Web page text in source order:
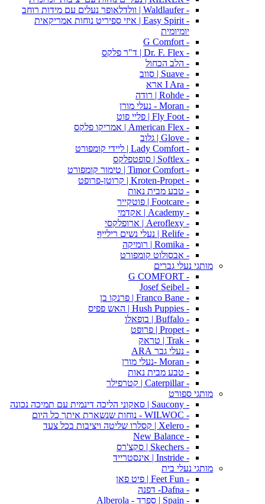
- Waldlaufer | וולדלאופר נעלים עם מידות רוחב
- Easy Spirit | איזי ספיריט נוחות אמריקאית
יומיומית
- G Comfort
- Dr. F. Flex | ד"ר פלקס
- הלב הכחול
- Suave | סווב
- I Ara ארא
- Rohde | רודה
- Moran - נעלי מורן
- Fly Foot | פליי פוט
- American Flex | אמריקו פלקס
- Glove | גלוב
- Lady Comfort | ליידי קומפורט
- Softlex | סופטפלקס
- Timor Comfort | טימור קומפורט
- Kroten-Propet | קרוטן-פרופט
- טבע מבית נאות
- Footcare | פוטקייר
- Academy | אקדמי
- Aeroflexy | ארופלקסי
- Relife | נעלי נשים רילייף
- Romika | רומיקה
- אבסולוט קומפורט
מותגי נעלי גברים
- G COMFORT
- Josef Seibel
- Franco Bane | פרנקו בן
- Hush Puppies | האש פפיס
- Buffalo | בופאלו
- Propet | פרופט
- Trak | טראק
- נעלי גבר ARA
- Moran -נעלי מורן
- טבע מבית נאות
- Caterpillar | קטרפילר
מותגי ספורט
- Saucony | סאקוני הליכה דינמית עם תמיכה נכונה
- WILWOC - נוחות שנשארת איתך כל היום
- Xelero | קסלרו שליטה ויציבות בכל צעד
- New Balance
- Skechers | סקצ'רס
- Instride | אינסטרייד
מותגי נעלי בית
- Feet Fun | פיט פאן
- Dafna- דפנה
- Spain | ספרד - Alberola